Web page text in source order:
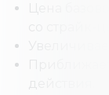
Цена